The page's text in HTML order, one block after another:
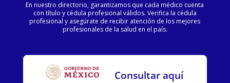
En nuestro directorio, garantizamos que cada médico cuenta
con título y cédula profesional válidos. Verifica la cédula
profesional y asegúrate de recibir atención de los mejores
profesionales de la salud en el país.
Consultar aquí